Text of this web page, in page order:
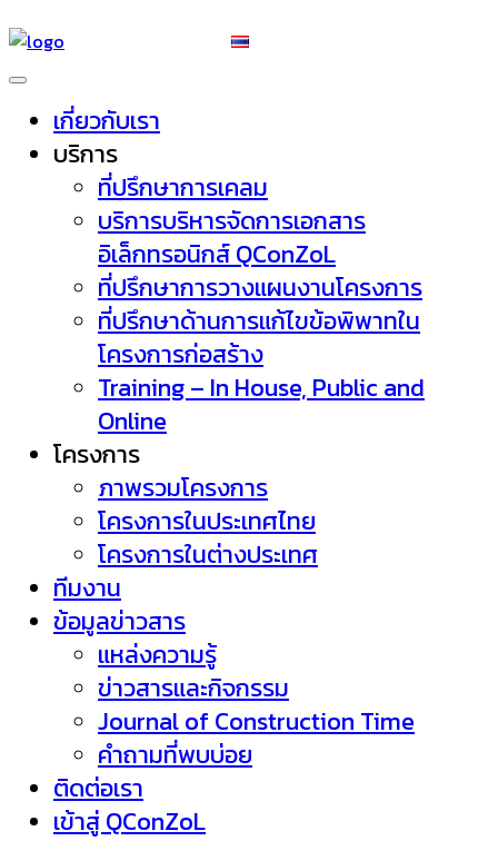
เกี่ยวกับเรา
บริการ
ที่ปรึกษาการเคลม
บริการบริหารจัดการเอกสาร
อิเล็กทรอนิกส์ QConZoL
ที่ปรึกษาการวางแผนงานโครงการ
ที่ปรึกษาด้านการแก้ไขข้อพิพาทใน
โครงการก่อสร้าง
Training – In House, Public and
Online
โครงการ
ภาพรวมโครงการ
โครงการในประเทศไทย
โครงการในต่างประเทศ
ทีมงาน
ข้อมูลข่าวสาร
แหล่งความรู้
ข่าวสารและกิจกรรม
Journal of Construction Time
คำถามที่พบบ่อย
ติดต่อเรา
เข้าสู่ QConZoL